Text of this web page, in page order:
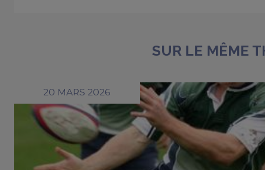
SUR LE MÊME
20 MARS 2026